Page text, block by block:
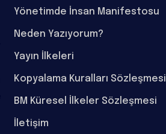
Yönetimde İnsan Manifestosu
Neden Yazıyorum?
Yayın İlkeleri
Kopyalama Kuralları Sözleşmesi
BM Küresel İlkeler Sözleşmesi
İletişim